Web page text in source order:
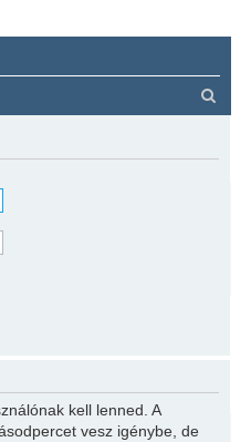
r
kell lenned. A
vesz igénybe, de